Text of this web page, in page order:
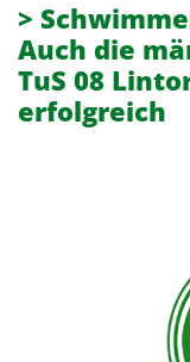
>
Auch die
TuS 08
erfolgreich